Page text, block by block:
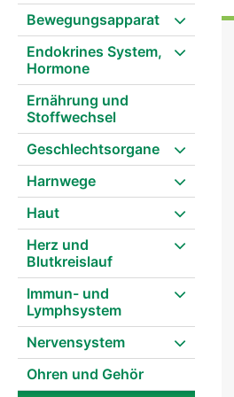
Bewegungsapparat
Endokrines System,
Hormone
Ernährung und
Stoffwechsel
Geschlechtsorgane
Harnwege
Haut
Herz und
Blutkreislauf
Immun- und
Lymphsystem
Nervensystem
Ohren und Gehör